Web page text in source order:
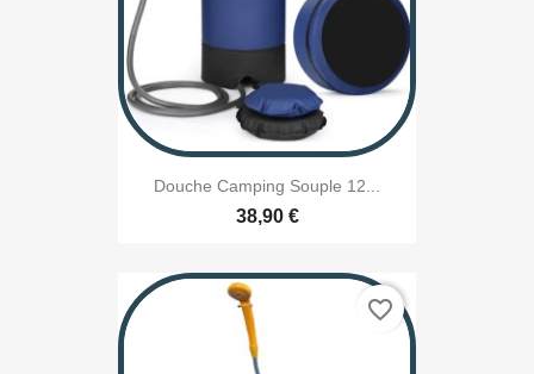
Douche Camping Souple 12...
38,90 €
favorite_border